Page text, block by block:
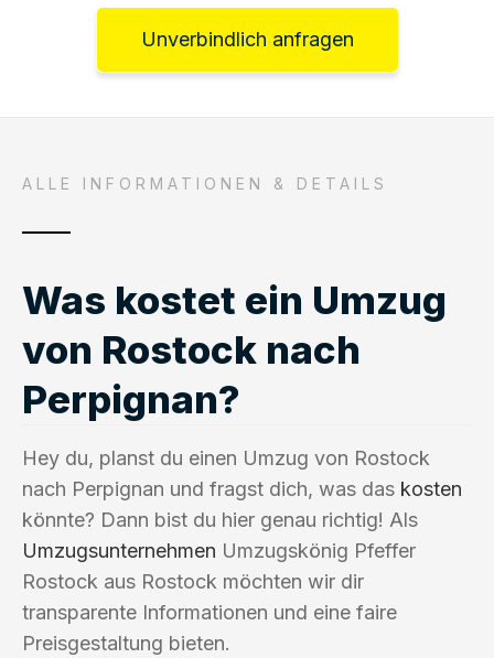
Unverbindlich anfragen
ALLE INFORMATIONEN & DETAILS
Was kostet ein Umzug
von Rostock nach
Perpignan?
Hey du, planst du einen Umzug von Rostock
nach Perpignan und fragst dich, was das kosten
könnte? Dann bist du hier genau richtig! Als
Umzugsunternehmen Umzugskönig Pfeffer
Rostock aus Rostock möchten wir dir
transparente Informationen und eine faire
Preisgestaltung bieten.